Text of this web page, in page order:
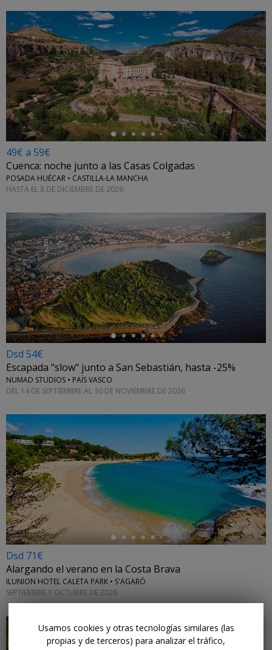
←
49€ a 59€
Cuenca: noche junto a las Casas Colgadas
POSADA HUÉCAR • CASTILLA-LA MANCHA
HASTA EL 8 DE DICIEMBRE DE 2026
←
Dsd 54€
Escapada "slow" junto a San Sebastián, hasta -25%
NUMAD STUDIOS • PAÍS VASCO
DEL 14 DE SEPTIEMBRE AL 30 DE NOVIEMBRE DE 2026
←
Dsd 71€
Alargando el verano en la Costa Brava
ILUNION HOTEL CALETA PARK • S'AGARÓ
SEPTIEMBRE Y OCTUBRE DE 2026
Usamos cookies y otras tecnologías similares (las
propias y de terceros) para analizar el tráfico,